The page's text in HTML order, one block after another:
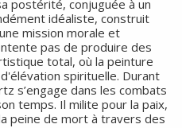
postérité, conjuguée à un
idéaliste, construit
mission morale et
pas de produire des
total, où la peinture
spirituelle. Durant
s’engage dans les combats
temps. Il milite pour la paix,
peine de mort à travers des